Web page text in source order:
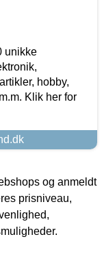
unikke
hobby,
Klik her for
og anmeldt
prisniveau,